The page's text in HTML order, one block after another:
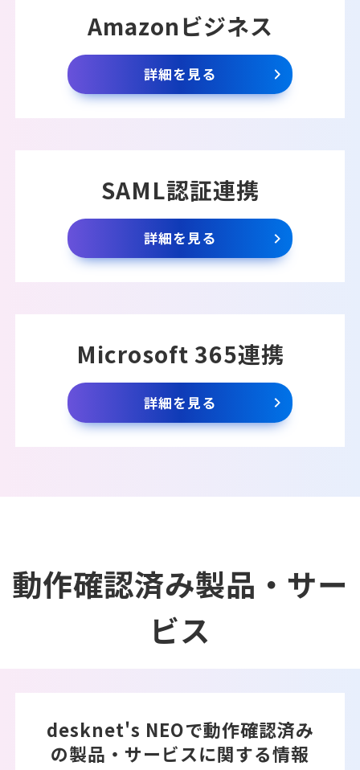
Amazonビジネス
詳細を見る
SAML認証連携
詳細を見る
Microsoft 365連携
詳細を見る
動作確認済み製品・サー
ビス
desknet's NEOで動作確認済み
の製品・サービスに関する情報